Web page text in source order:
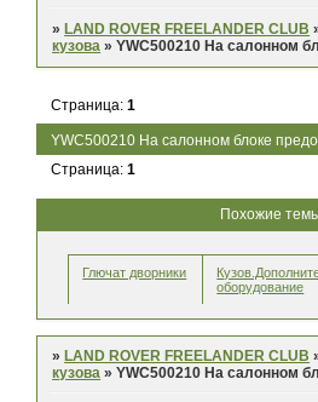
» LAND ROVER FREELANDER CLUB
кузова »YWC500210 На салонном
YWC500210 На салонном блоке
Страница:1
Страница:1
Похожие
Глючат дворники
оборудование
» LAND ROVER FREELANDER CLUB
кузова »YWC500210 На салонном